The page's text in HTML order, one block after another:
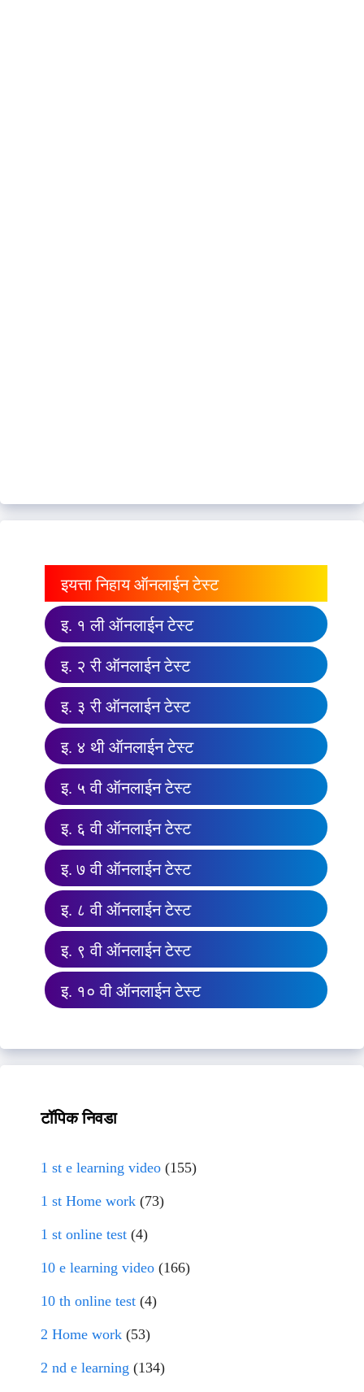
इयत्ता निहाय ऑनलाईन टेस्ट
इ. १ ली ऑनलाईन टेस्ट
इ. २ री ऑनलाईन टेस्ट
इ. ३ री ऑनलाईन टेस्ट
इ. ४ थी ऑनलाईन टेस्ट
इ. ५ वी ऑनलाईन टेस्ट
इ. ६ वी ऑनलाईन टेस्ट
इ. ७ वी ऑनलाईन टेस्ट
इ. ८ वी ऑनलाईन टेस्ट
इ. ९ वी ऑनलाईन टेस्ट
इ. १० वी ऑनलाईन टेस्ट
टॉपिक निवडा
1 st e learning video (155)
1 st Home work (73)
1 st online test (4)
10 e learning video (166)
10 th online test (4)
2 Home work (53)
2 nd e learning (134)